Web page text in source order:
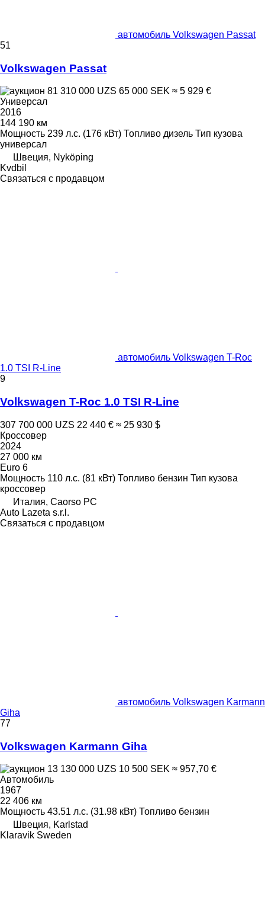
автомобиль Volkswagen Passat
51
Volkswagen Passat
81 310 000 UZS 65 000 SEK ≈ 5 929 €
Универсал
2016
144 190 км
Мощность 239 л.с. (176 кВт) Топливо дизель Тип кузова
универсал
Швеция, Nyköping
Kvdbil
Связаться с продавцом
автомобиль Volkswagen T-Roc
1.0 TSI R-Line
9
Volkswagen T-Roc 1.0 TSI R-Line
307 700 000 UZS 22 440 € ≈ 25 930 $
Кроссовер
2024
27 000 км
Euro 6
Мощность 110 л.с. (81 кВт) Топливо бензин Тип кузова
кроссовер
Италия, Caorso PC
Auto Lazeta s.r.l.
Связаться с продавцом
автомобиль Volkswagen Karmann
Giha
77
Volkswagen Karmann Giha
13 130 000 UZS 10 500 SEK ≈ 957,70 €
Автомобиль
1967
22 406 км
Мощность 43.51 л.с. (31.98 кВт) Топливо бензин
Швеция, Karlstad
Klaravik Sweden